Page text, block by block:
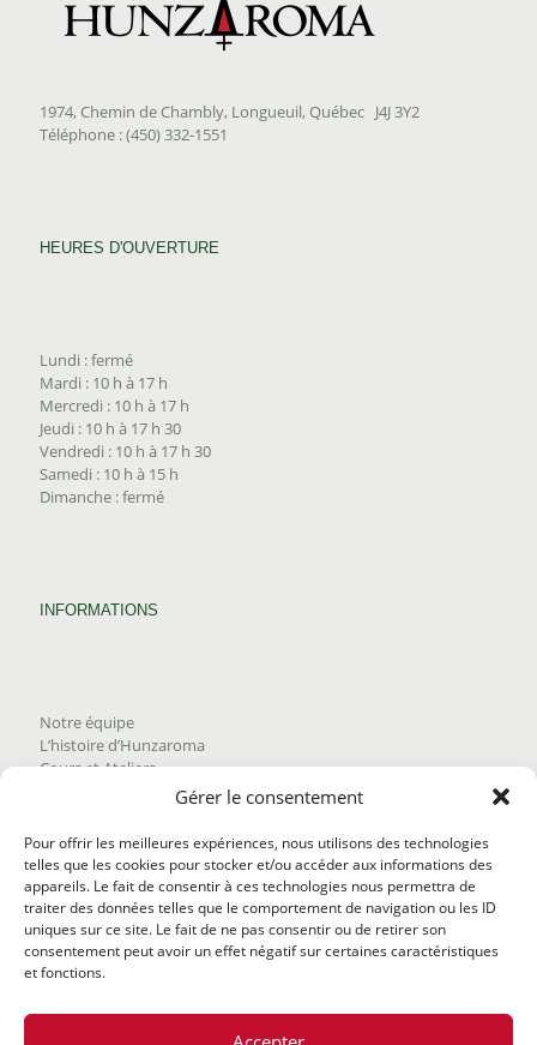
Gérer le consentement
Pour offrir les meilleures expériences, nous utilisons des technologies
telles que les cookies pour stocker et/ou accéder aux informations des
appareils. Le fait de consentir à ces technologies nous permettra de
traiter des données telles que le comportement de navigation ou les ID
uniques sur ce site. Le fait de ne pas consentir ou de retirer son
consentement peut avoir un effet négatif sur certaines caractéristiques
et fonctions.
1974, Chemin de Chambly, Longueuil, Québec J4J 3Y2
Téléphone : (450) 332-1551
HEURES D'OUVERTURE
Lundi : fermé
Mardi : 10 h à 17 h
Mercredi : 10 h à 17 h
Jeudi : 10 h à 17 h 30
Vendredi : 10 h à 17 h 30
Samedi : 10 h à 15 h
Dimanche : fermé
INFORMATIONS
Notre équipe
L’histoire d’Hunzaroma
Cours et Ateliers
Trouver nos produits
Politique de frais d'envoi
Termes et conditions
Politique de remboursement